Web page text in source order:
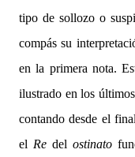
tipo de sollozo o
compás su
en la primera nota.
ilustrado en los
contando desde el
el Re del ostinato